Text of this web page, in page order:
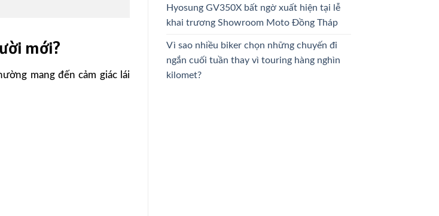
mới?
mang đến cảm giác lái
Hyosung GV350X bất ngờ xuất hiện tại lễ
khai trương Showroom Moto Đồng Tháp
Vì sao nhiều biker chọn những chuyến đi
ngắn cuối tuần thay vì touring hàng nghìn
kilomet?